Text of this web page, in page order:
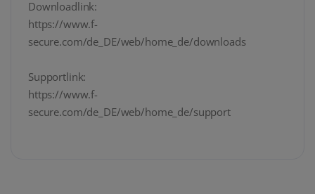
Downloadlink:
https://www.f-
secure.com/de_DE/web/home_de/downloads
Supportlink:
https://www.f-
secure.com/de_DE/web/home_de/support